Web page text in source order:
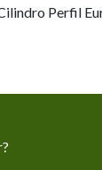
Perfil